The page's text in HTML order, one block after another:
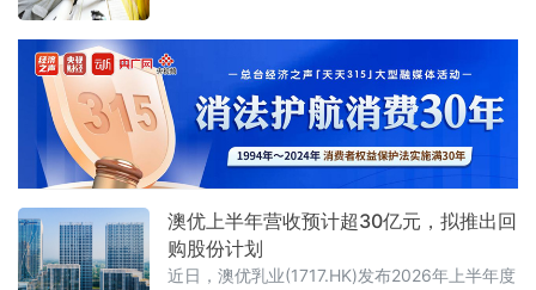
人、丝绸界泰斗钱小萍先生亲临妃嫘纱罗研发
工坊，现场传艺、悉心指导的场景，依旧清晰
如昨。
澳优上半年营收预计超30亿元，拟推出回
购股份计划
近日，澳优乳业(1717.HK)发布2026年上半年度